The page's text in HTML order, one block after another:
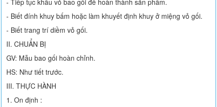
- Biết đính khuy bấm hoặc làm khuyết định khuy ở miệng vỏ gối.
- Biết trang trí diềm vỏ gối.
II. CHUẨN BỊ
GV: Mẫu bao gối hoàn chỉnh.
HS: Như tiết trước.
III. THỰC HÀNH
1. On định :